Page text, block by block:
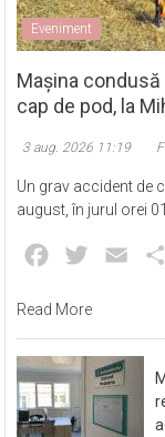
Eveniment
Mașina condusă
cap de pod, la
3 aug. 2026 11:19
Un grav accident de
august, în jurul orei
Facebook
Twitter Email
Read More